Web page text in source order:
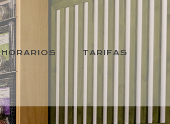
HORARIOS TARIFAS